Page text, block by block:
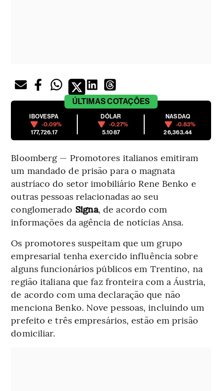
ÚLTIMASCOTAÇÕES
IBOVESPA
-0.09%
177,726.17
DÓLAR
-0.27%
5.1087
NASDAQ
-0.83%
26,363.44
Bloomberg — Promotores italianos emitiram
um mandado de prisão para o magnata
austríaco do setor imobiliário Rene Benko e
outras pessoas relacionadas ao seu
conglomerado Signa, de acordo com
informações da agência de notícias Ansa.
Os promotores suspeitam que um grupo
empresarial tenha exercido influência sobre
alguns funcionários públicos em Trentino, na
região italiana que faz fronteira com a Áustria,
de acordo com uma declaração que não
menciona Benko. Nove pessoas, incluindo um
prefeito e três empresários, estão em prisão
domiciliar.